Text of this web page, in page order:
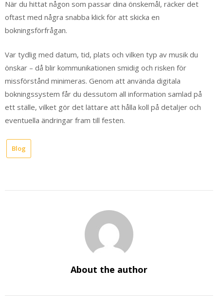
När du hittat någon som passar dina önskemål, räcker det
oftast med några snabba klick för att skicka en
bokningsförfrågan.
Var tydlig med datum, tid, plats och vilken typ av musik du
önskar – då blir kommunikationen smidig och risken för
missförstånd minimeras. Genom att använda digitala
bokningssystem får du dessutom all information samlad på
ett ställe, vilket gör det lättare att hålla koll på detaljer och
eventuella ändringar fram till festen.
Blog
About the author